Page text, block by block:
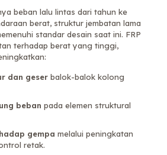
beban lalu lintas dari tahun ke
berat, struktur jembatan lama
standar desain saat ini. FRP
terhadap berat yang tinggi,
dan geserbalok-balok kolong
beban pada elemen struktural
gempa melalui peningkatan
retak.